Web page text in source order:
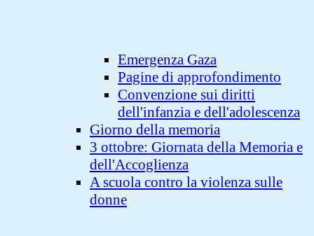
Emergenza Gaza
Pagine di approfondimento
Convenzione sui diritti
dell'infanzia e dell'adolescenza
Giorno della memoria
3 ottobre: Giornata della Memoria e
dell'Accoglienza
A scuola contro la violenza sulle
donne